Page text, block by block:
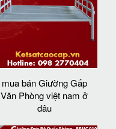
mua bán Giường Gấp
Văn Phòng việt nam ở
đâu